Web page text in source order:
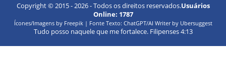
Copyright © 2015 -2026- Todos os direitos reservados.Usuários
Online: 1787
Ícones/Imagens by Freepik | Fonte Texto: ChatGPT/AI Writer by Ubersuggest
Tudo posso naquele que me fortalece. Filipenses 4:13